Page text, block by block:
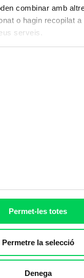
combinar amb
o hagin recopilat a
serveis.
Permet-les totes
Permetre la selecció
Denega
running”,
gat amagat: